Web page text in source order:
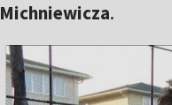
Michniewicza.